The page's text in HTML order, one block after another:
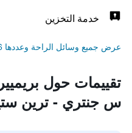
خدمة التخزين
عرض جميع وسائل الراحة وعددها 6
تقييمات حول
س جنتري - ترين